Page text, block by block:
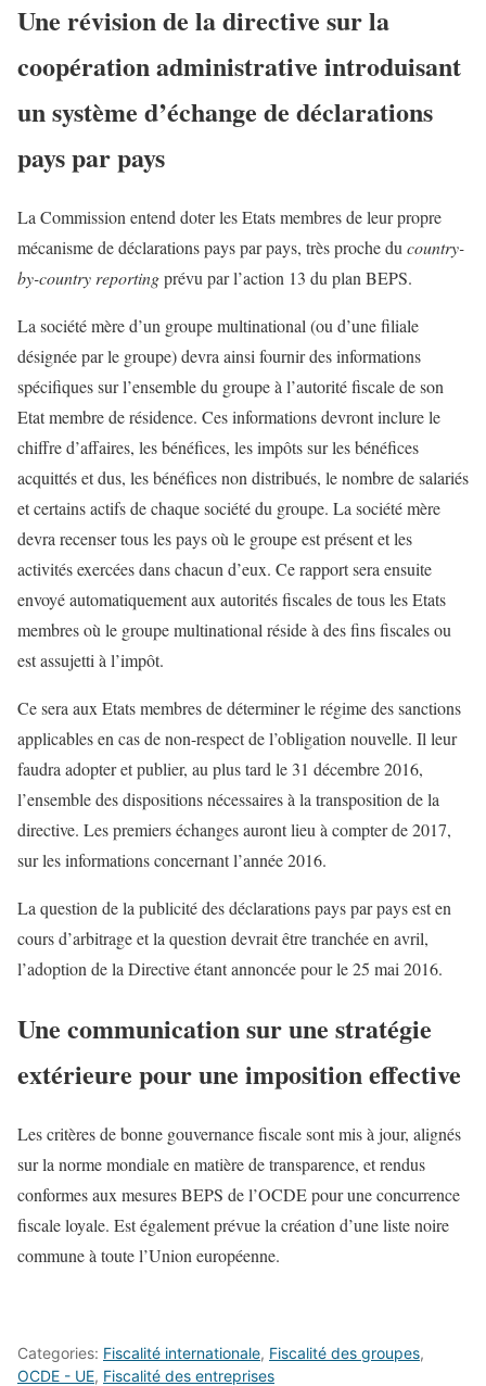
Une révision de la directive sur la
coopération administrative introduisant
un système d’échange de déclarations
pays par pays
La Commission entend doter les Etats membres de leur propre
mécanisme de déclarations pays par pays, très proche du country-
by-country reportingprévu par l’action 13 du plan BEPS.
La société mère d’un groupe multinational (ou d’une filiale
désignée par le groupe) devra ainsi fournir des informations
spécifiques sur l’ensemble du groupe à l’autorité fiscale de son
Etat membre de résidence. Ces informations devront inclure le
chiffre d’affaires, les bénéfices, les impôts sur les bénéfices
acquittés et dus, les bénéfices non distribués, le nombre de salariés
et certains actifs de chaque société du groupe. La société mère
devra recenser tous les pays où le groupe est présent et les
activités exercées dans chacun d’eux. Ce rapport sera ensuite
envoyé automatiquement aux autorités fiscales de tous les Etats
membres où le groupe multinational réside à des fins fiscales ou
est assujetti à l’impôt.
Ce sera aux Etats membres de déterminer le régime des sanctions
applicables en cas de non-respect de l’obligation nouvelle. Il leur
faudra adopter et publier, au plus tard le 31 décembre 2016,
l’ensemble des dispositions nécessaires à la transposition de la
directive. Les premiers échanges auront lieu à compter de 2017,
sur les informations concernant l’année 2016.
La question de la publicité des déclarations pays par pays est en
cours d’arbitrage et la question devrait être tranchée en avril,
l’adoption de la Directive étant annoncée pour le 25 mai 2016.
Une communication sur une stratégie
extérieure pour une imposition effective
Les critères de bonne gouvernance fiscale sont mis à jour, alignés
sur la norme mondiale en matière de transparence, et rendus
conformes aux mesures BEPS de l’OCDE pour une concurrence
fiscale loyale. Est également prévue la création d’une liste noire
commune à toute l’Union européenne.
Categories: Fiscalité internationale, Fiscalité des groupes,
OCDE - UE, Fiscalité des entreprises